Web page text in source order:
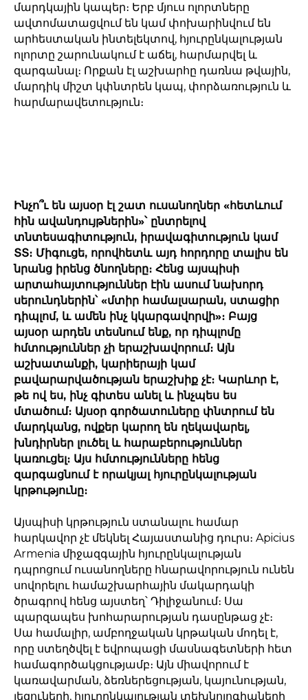
մարդկային կապեր։ Երբ մյուս ոլորտները
ավտոմատացվում են կամ փոխարինվում են
արհեստական ինտելեկտով, հյուրընկալության
ոլորտը շարունակում է աճել, հարմարվել և
զարգանալ։ Որքան էլ աշխարհը դառնա թվային,
մարդիկ միշտ կփնտրեն կապ, փորձառություն և
հարմարավետություն։
Ինչո՞ւ են այսօր էլ շատ ուսանողներ «հետևում
հին ավանդույթներին»՝ ընտրելով
տնտեսագիտություն, իրավագիտություն կամ
ՏՏ։ Միգուցե, որովհետև այդ հորդորը տալիս են
նրանց իրենց ծնողները։ Հենց այսպիսի
արտահայտություններ էին ասում նախորդ
սերունդներին՝ «մտիր համալսարան, ստացիր
դիպլոմ, և ամեն ինչ կկարգավորվի»։ Բայց
այսօր արդեն տեսնում ենք, որ դիպլոմը
հմտություններ չի երաշխավորում։ Այն
աշխատանքի, կարիերայի կամ
բավարարվածության երաշխիք չէ։ Կարևոր է,
թե ով ես, ինչ գիտես անել և ինչպես ես
մտածում։ Այսօր գործատուները փնտրում են
մարդկանց, ովքեր կարող են ղեկավարել,
խնդիրներ լուծել և հարաբերություններ
կառուցել։ Այս հմտությունները հենց
զարգացնում է որակյալ հյուրընկալության
կրթությունը։
Այսպիսի կրթություն ստանալու համար
հարկավոր չէ մեկնել Հայաստանից դուրս։ Apicius
Armenia միջազգային հյուրընկալության
դպրոցում ուսանողները հնարավորություն ունեն
սովորելու համաշխարհային մակարդակի
ծրագրով հենց այստեղ՝ Դիլիջանում։ Սա
պարզապես խոհարարության դասընթաց չէ։
Սա համալիր, ամբողջական կրթական մոդել է,
որը ստեղծվել է եվրոպացի մասնագետների հետ
համագործակցությամբ։ Այն միավորում է
կառավարման, ձեռներեցության, կայունության,
լեզուների, հյուրընկալության տեխնոլոգիաների